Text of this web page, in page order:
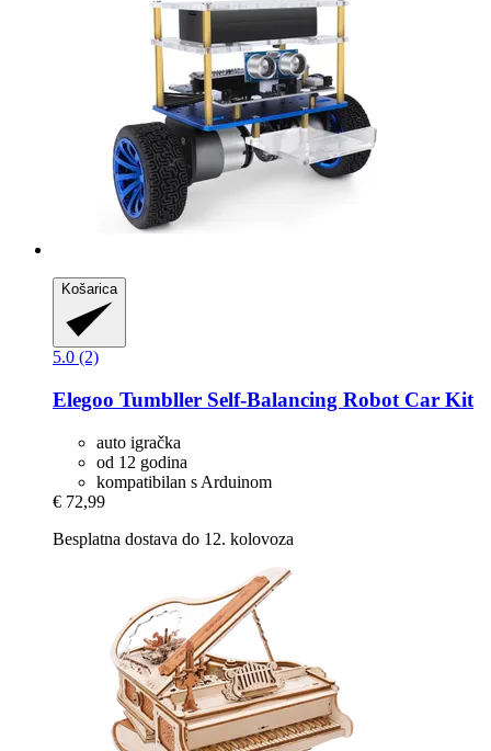
Košarica
5.0 (2)
Elegoo Tumbller Self-​Balancing Robot Car Kit
auto igračka
od 12 godina
kompatibilan s Arduinom
€ 72,99
Besplatna dostava do 12. kolovoza